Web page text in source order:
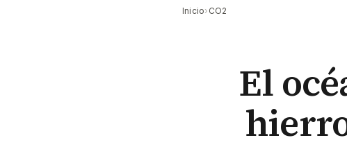
Inicio› CO2
El